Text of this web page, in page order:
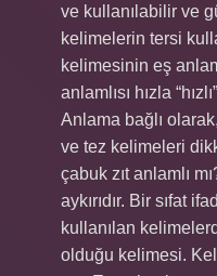
ve kullanılabilir ve
kelimelerin tersi
kelimesinin eş
anlamlısı hızla
Anlama bağlı
ve tez kelimeleri
çabuk zıt anlamlı
aykırıdır. Bir sıfat
kullanılan
olduğu kelimesi.